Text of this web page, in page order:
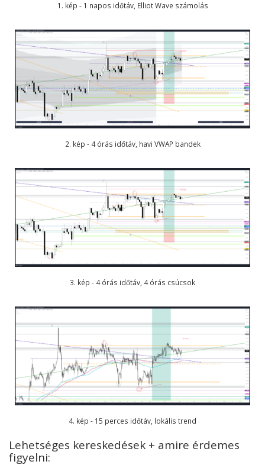
1. kép - 1 napos időtáv, Elliot Wave számolás
2. kép - 4 órás időtáv, havi VWAP bandek
3. kép - 4 órás időtáv, 4 órás csúcsok
4. kép - 15 perces időtáv, lokális trend
Lehetséges kereskedések + amire érdemes
figyelni: